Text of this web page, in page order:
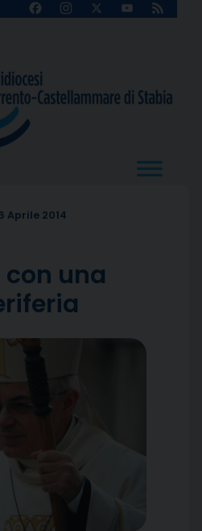
FacebookInstagram
X
YouTube
Feed
Aprile 2014
una